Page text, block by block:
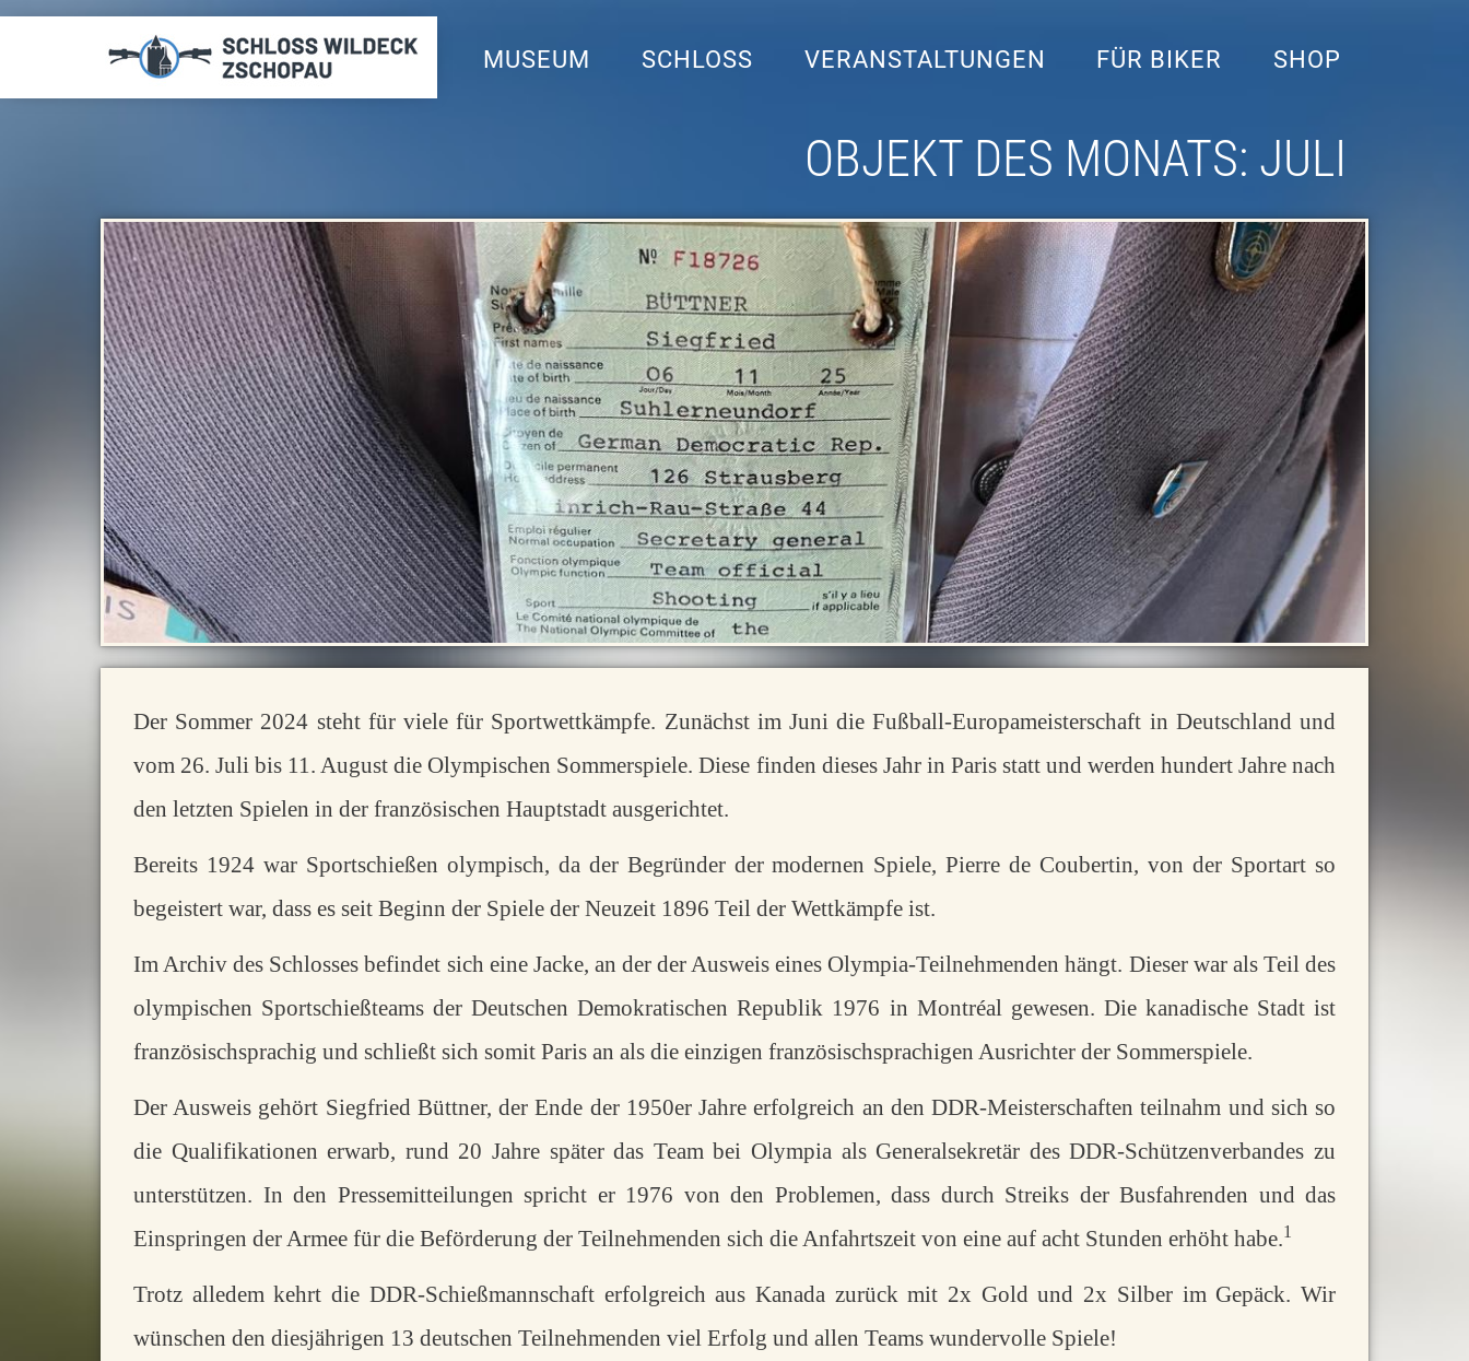
Direkt
MUSEUM SCHLOSS VERANSTALTUNGEN FÜR BIKER SHOP
OBJEKT DES MONATS: JULI
Der Sommer 2024 steht für viele für Sportwettkämpfe. Zunächst im Juni die Fußball-Europameisterschaft in Deutschland und
vom 26. Juli bis 11. August die Olympischen Sommerspiele. Diese finden dieses Jahr in Paris statt und werden hundert Jahre nach
den letzten Spielen in der französischen Hauptstadt ausgerichtet.
Bereits 1924 war Sportschießen olympisch, da der Begründer der modernen Spiele, Pierre de Coubertin, von der Sportart so
begeistert war, dass es seit Beginn der Spiele der Neuzeit 1896 Teil der Wettkämpfe ist.
Im Archiv des Schlosses befindet sich eine Jacke, an der der Ausweis eines Olympia-Teilnehmenden hängt. Dieser war als Teil des
olympischen Sportschießteams der Deutschen Demokratischen Republik 1976 in Montréal gewesen. Die kanadische Stadt ist
französischsprachig und schließt sich somit Paris an als die einzigen französischsprachigen Ausrichter der Sommerspiele.
Der Ausweis gehört Siegfried Büttner, der Ende der 1950er Jahre erfolgreich an den DDR-Meisterschaften teilnahm und sich so
die Qualifikationen erwarb, rund 20 Jahre später das Team bei Olympia als Generalsekretär des DDR-Schützenverbandes zu
unterstützen. In den Pressemitteilungen spricht er 1976 von den Problemen, dass durch Streiks der Busfahrenden und das
Einspringen der Armee für die Beförderung der Teilnehmenden sich die Anfahrtszeit von eine auf acht Stunden erhöht habe.1
Trotz alledem kehrt die DDR-Schießmannschaft erfolgreich aus Kanada zurück mit 2x Gold und 2x Silber im Gepäck. Wir
wünschen den diesjährigen 13 deutschen Teilnehmenden viel Erfolg und allen Teams wundervolle Spiele!